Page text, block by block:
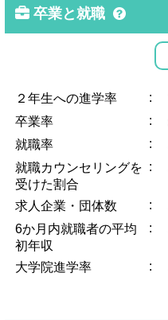
卒業と就職
２年生への進学率 :
卒業率 :
就職率 :
就職カウンセリングを
受けた割合
:
求人企業・団体数 :
6か月内就職者の平均
初年収
:
大学院進学率 :